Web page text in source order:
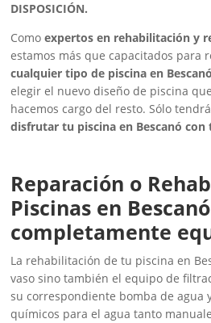
DISPOSICIÓN.
Comoexpertos en rehabilitación y
estamos más que capacitados para
cualquier tipo de piscina en Bescanó
elegir el nuevo diseño de piscina
hacemos cargo del resto. Sólo
disfrutar tu piscina en Bescanó
Reparación o
Piscinas en Bescanó
completamente
La rehabilitación de tu piscina en
vaso sino también el equipo de
su correspondiente bomba de agua
químicos para el agua tanto